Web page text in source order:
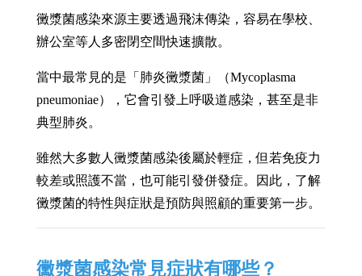
黴漿菌感染來源主要透過飛沫傳染，容易在學校、
辦公室等人多密閉空間快速擴散。
當中最常見的是「肺炎黴漿菌」（Mycoplasma
pneumoniae），它會引發上呼吸道感染，甚至是非
典型肺炎。
雖然大多數人黴漿菌感染後屬於輕症，但若免疫力
較差或照護不當，也可能引發併發症。因此，了解
黴漿菌的特性與症狀是預防與照顧的重要第一步。
黴漿菌感染常見症狀有哪些？